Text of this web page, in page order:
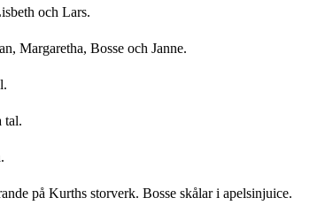
och Lars.
Margaretha, Bosse och Janne.
tal.
på Kurths storverk. Bosse skålar i apelsinjuice.